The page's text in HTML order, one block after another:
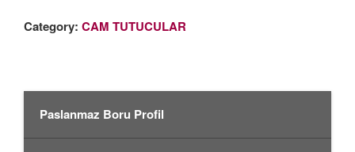
Category: CAM TUTUCULAR
Paslanmaz Boru Profil